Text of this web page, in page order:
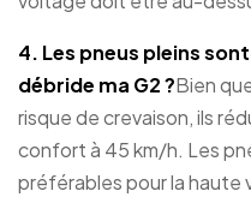
4. Les pneus pleins
débride ma G2 ?Bien
risque de crevaison, ils
confort à 45 km/h. Les
préférables pour la haute